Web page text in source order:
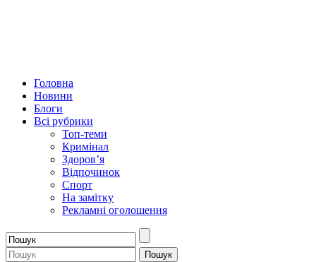
Головна
Новини
Блоги
Всі рубрики
Топ-теми
Кримінал
Здоров’я
Відпочинок
Спорт
На замітку
Рекламні оголошення